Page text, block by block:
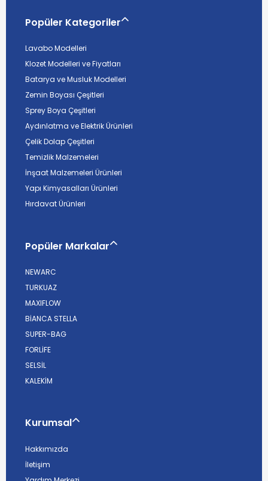
Popüler Kategoriler
Lavabo Modelleri
Klozet Modelleri ve Fiyatları
Batarya ve Musluk Modelleri
Zemin Boyası Çeşitleri
Sprey Boya Çeşitleri
Aydınlatma ve Elektrik Ürünleri
Çelik Dolap Çeşitleri
Temizlik Malzemeleri
İnşaat Malzemeleri Ürünleri
Yapı Kimyasalları Ürünleri
Hırdavat Ürünleri
Popüler Markalar
NEWARC
TURKUAZ
MAXIFLOW
BİANCA STELLA
SUPER-BAG
FORLİFE
SELSİL
KALEKİM
Kurumsal
Hakkımızda
İletişim